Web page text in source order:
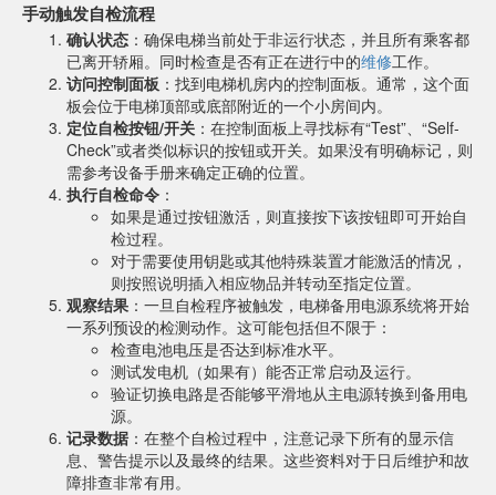
手动触发自检流程
确认状态 ：确保电梯当前处于非运行状态，并且所有乘客都
已离开轿厢。同时检查是否有正在进行中的维修工作。
访问控制面板 ：找到电梯机房内的控制面板。通常，这个面
板会位于电梯顶部或底部附近的一个小房间内。
定位自检按钮/开关 ：在控制面板上寻找标有“Test”、“Self-
Check”或者类似标识的按钮或开关。如果没有明确标记，则
需参考设备手册来确定正确的位置。
执行自检命令 ：
如果是通过按钮激活，则直接按下该按钮即可开始自
检过程。
对于需要使用钥匙或其他特殊装置才能激活的情况，
则按照说明插入相应物品并转动至指定位置。
观察结果 ：一旦自检程序被触发，电梯备用电源系统将开始
一系列预设的检测动作。这可能包括但不限于：
检查电池电压是否达到标准水平。
测试发电机（如果有）能否正常启动及运行。
验证切换电路是否能够平滑地从主电源转换到备用电
源。
记录数据 ：在整个自检过程中，注意记录下所有的显示信
息、警告提示以及最终的结果。这些资料对于日后维护和故
障排查非常有用。